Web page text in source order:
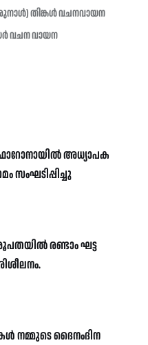
തിങ്കൾ വചനവായന
വചന വായന
അധ്യാപക
സംഘടിപ്പിച്ചു
രണ്ടാം ഘട്ട
നമ്മുടെ ദൈനംദിന